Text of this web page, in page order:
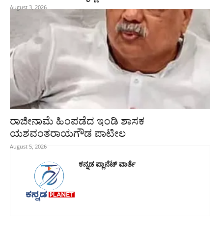
August 3, 2026
ರಾಜೀನಾಮೆ ಹಿಂಪಡೆದ ಇಂಡಿ ಶಾಸಕ
ಯಶವಂತರಾಯಗೌಡ ಪಾಟೀಲ
August 5, 2026
ಕನ್ನಡ ಪ್ಲಾನೆಟ್ ವಾರ್ತೆ